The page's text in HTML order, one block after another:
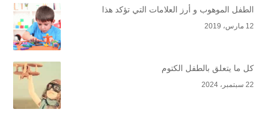
الطفل الموهوب و أرز العلامات التي تؤكد هذا
12 مارس، 2019
كل ما يتعلق بالطفل الكتوم
22 سبتمبر، 2024